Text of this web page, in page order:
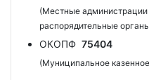
(Местные администрации
распорядительные
ОКОПФ 75404
(Муниципальное